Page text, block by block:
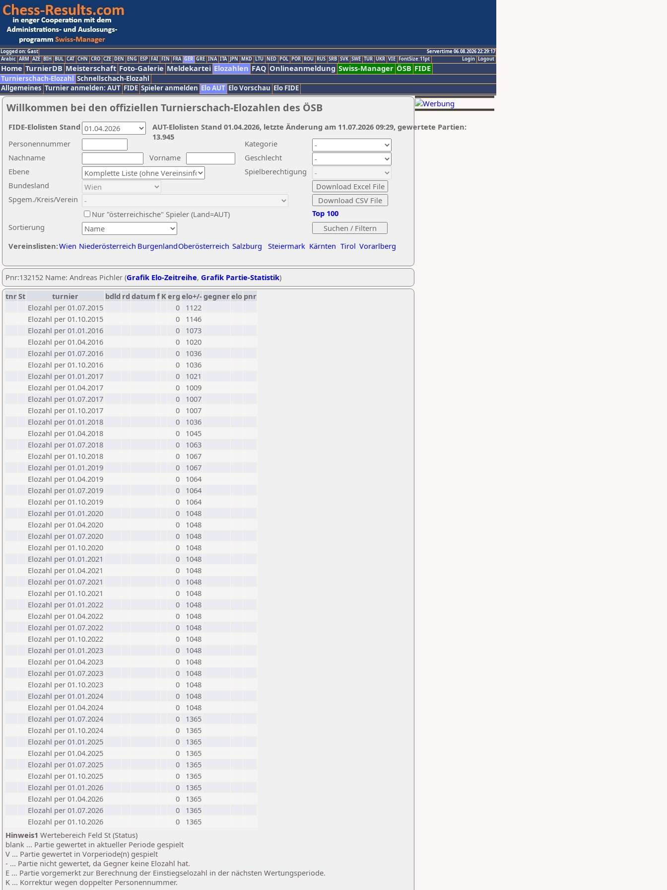
Logged on: Gast
Servertime 06.08.2026 22:29:17
Logout
Login
Arabic ARM AZE BIH BUL CAT CHN CRO CZE DEN ENG ESP FAI FIN FRA GER GRE INA ITA JPN MKD LTU NED POL POR ROU RUS SRB SVK SWE TUR UKR VIE FontSize:11pt
Home TurnierDB Meisterschaft Foto-Galerie Meldekartei Elozahlen FAQ Onlineanmeldung Swiss-Manager ÖSB FIDE
Turnierschach-Elozahl Schnellschach-Elozahl
Allgemeines Turnier anmelden: AUT FIDE Spieler anmelden Elo AUT Elo Vorschau Elo FIDE
Willkommen bei den offiziellen Turnierschach-Elozahlen des ÖSB
Nachname
Vorname
Ebene
Kategorie
Sortierung
Personennummer
Bundesland
Spgem./Kreis/Verein
Geschlecht
Nur "österreichische" Spieler (Land=AUT)
Spielberechtigung
Vereinslisten:Wien Niederösterreich BurgenlandOberösterreich Salzburg Steiermark Kärnten Tirol Vorarlberg
Top 100
AUT-Elolisten Stand 01.04.2026, letzte Änderung am 11.07.2026 09:29, gewertete Partien:
13.945
FIDE-Elolisten Stand
Pnr:132152 Name: Andreas Pichler (Grafik Elo-Zeitreihe, Grafik Partie-Statistik)
tnrSt turnier bdld rd datumf Kerg elo+/-gegnerelo pnr
Elozahl per 01.07.2015
0
1122
Elozahl per 01.10.2015
0
1146
Elozahl per 01.01.2016
0
1073
Elozahl per 01.04.2016
0
1020
Elozahl per 01.07.2016
0
1036
Elozahl per 01.10.2016
0
1036
Elozahl per 01.01.2017
0
1021
Elozahl per 01.04.2017
0
1009
Elozahl per 01.07.2017
0
1007
Elozahl per 01.10.2017
0
1007
Elozahl per 01.01.2018
0
1036
Elozahl per 01.04.2018
0
1045
Elozahl per 01.07.2018
0
1063
Elozahl per 01.10.2018
0
1067
Elozahl per 01.01.2019
0
1067
Elozahl per 01.04.2019
0
1064
Elozahl per 01.07.2019
0
1064
Elozahl per 01.10.2019
0
1064
Elozahl per 01.01.2020
0
1048
Elozahl per 01.04.2020
0
1048
Elozahl per 01.07.2020
0
1048
Elozahl per 01.10.2020
0
1048
Elozahl per 01.01.2021
0
1048
Elozahl per 01.04.2021
0
1048
Elozahl per 01.07.2021
0
1048
Elozahl per 01.10.2021
0
1048
Elozahl per 01.01.2022
0
1048
Elozahl per 01.04.2022
0
1048
Elozahl per 01.07.2022
0
1048
Elozahl per 01.10.2022
0
1048
Elozahl per 01.01.2023
0
1048
Elozahl per 01.04.2023
0
1048
Elozahl per 01.07.2023
0
1048
Elozahl per 01.10.2023
0
1048
Elozahl per 01.01.2024
0
1048
Elozahl per 01.04.2024
0
1048
Elozahl per 01.07.2024
0
1365
Elozahl per 01.10.2024
0
1365
Elozahl per 01.01.2025
0
1365
Elozahl per 01.04.2025
0
1365
Elozahl per 01.07.2025
0
1365
Elozahl per 01.10.2025
0
1365
Elozahl per 01.01.2026
0
1365
Elozahl per 01.04.2026
0
1365
Elozahl per 01.07.2026
0
1365
Elozahl per 01.10.2026
0
1365
Hinweis1 Wertebereich Feld St (Status)
blank ... Partie gewertet in aktueller Periode gespielt
V ... Partie gewertet in Vorperiode(n) gespielt
- ... Partie nicht gewertet, da Gegner keine Elozahl hat.
E ... Partie vorgemerkt zur Berechnung der Einstiegselozahl in der nächsten Wertungsperiode.
K ... Korrektur wegen doppelter Personennummer.